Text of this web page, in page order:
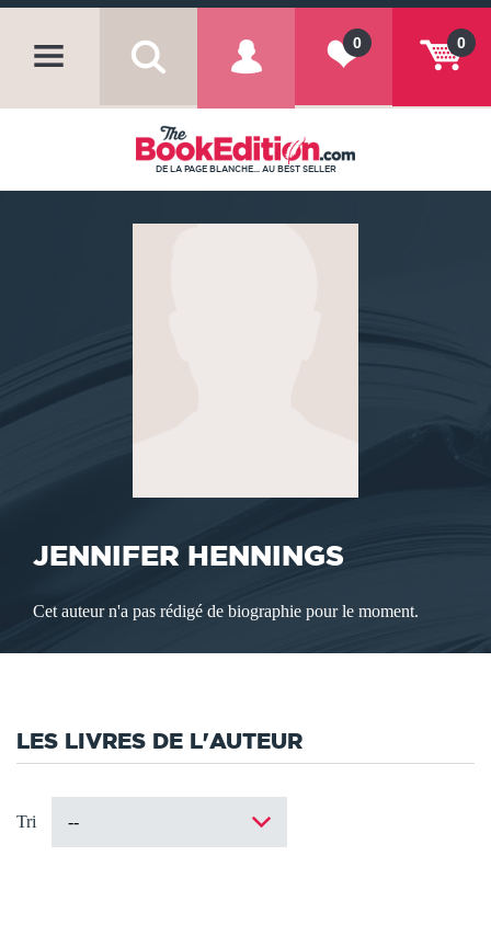
0
0
DE LA PAGE BLANCHE... AU BEST SELLER
JENNIFER HENNINGS
Cet auteur n'a pas rédigé de biographie pour le moment.
LES LIVRES DE L'AUTEUR
Tri